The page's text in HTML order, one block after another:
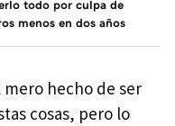
todo por culpa de
menos en dos años
hecho de ser
cosas, pero lo